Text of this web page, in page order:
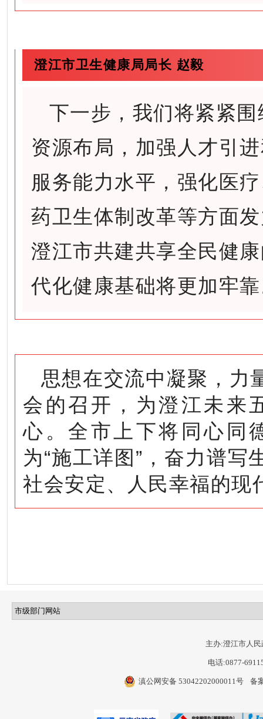
澄江市卫生健康局局长 赵毅
下一步，我们将紧紧
资源布局，加强人才引
服务能力水平，强化医
药卫生体制改革等方面
澄江市共建共享全民健
代化健康基础将更加牢
思想在交流中凝聚，力
会的召开，为澄江未来
心。全市上下将同心同
为“施工详图”，奋力谱
社会安定、人民幸福的现
主办:澄江市人民
电话:0877-
滇公网安备 53042202000011号 备